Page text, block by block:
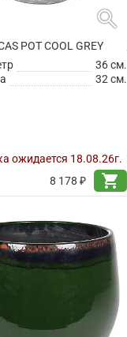
search
POT COOL GREY
36 см.
32 см.
ожидается 18.08.26г.
8 178 ₽
shopping_cart